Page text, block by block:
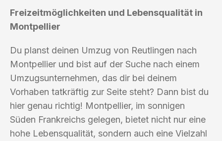
Freizeitmöglichkeiten und Lebensqualität in
Montpellier
Du planst deinen Umzug von Reutlingen nach
Montpellier und bist auf der Suche nach einem
Umzugsunternehmen, das dir bei deinem
Vorhaben tatkräftig zur Seite steht? Dann bist du
hier genau richtig! Montpellier, im sonnigen
Süden Frankreichs gelegen, bietet nicht nur eine
hohe Lebensqualität, sondern auch eine Vielzahl